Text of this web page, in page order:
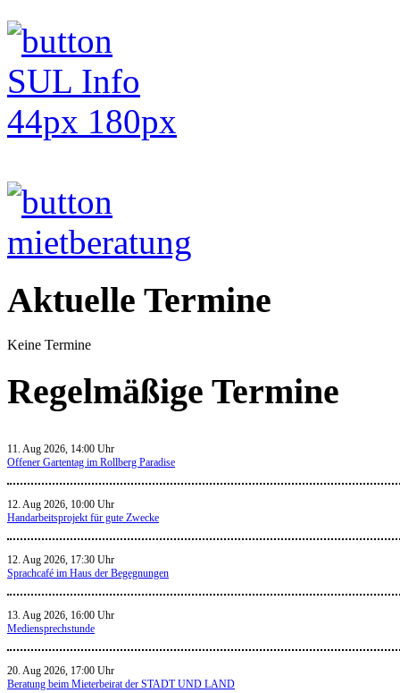
Aktuelle Termine
Keine Termine
Regelmäßige Termine
11. Aug 2026, 14:00 Uhr
Offener Gartentag im Rollberg Paradise
12. Aug 2026, 10:00 Uhr
Handarbeitsprojekt für gute Zwecke
12. Aug 2026, 17:30 Uhr
Sprachcafé im Haus der Begegnungen
13. Aug 2026, 16:00 Uhr
Mediensprechstunde
20. Aug 2026, 17:00 Uhr
Beratung beim Mieterbeirat der STADT UND LAND